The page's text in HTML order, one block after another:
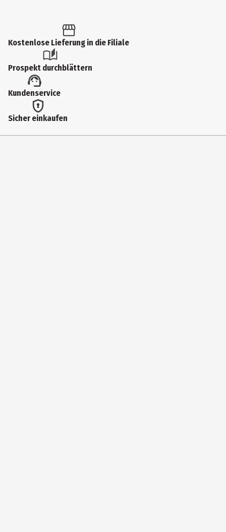
Kostenlose Lieferung in die Filiale
Prospekt durchblättern
Kundenservice
Sicher einkaufen